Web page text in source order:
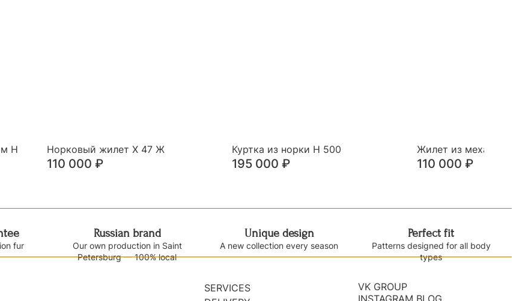
Н
Норковый жилет Х 47 Ж
110 000 ₽
Куртка из норки Н 500
195 000 ₽
Жилет из меха норки
110 000 ₽
fur
Russian brand
Our own production in Saint
Petersburg — 100% local
Unique design
A new collection every season
Perfect fit
Patterns designed for all body
types
SERVICES
VK GROUP